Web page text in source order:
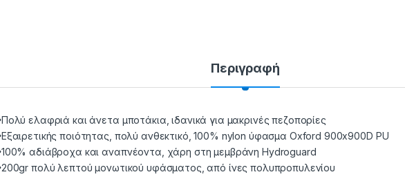
Περιγραφή
Πολύ ελαφριά και άνετα μποτάκια, ιδανικά για μακρινές πεζοπορίες
Εξαιρετικής ποιότητας, πολύ ανθεκτικό, 100% nylon ύφασμα Oxford 900x900D PU
100% αδιάβροχα και αναπνέοντα, χάρη στη μεμβράνη Hydroguard
200gr πολύ λεπτού μονωτικού υφάσματος, από ίνες πολυπροπυλενίου